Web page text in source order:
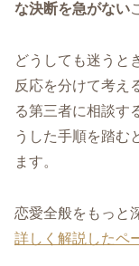
な決断を急がない
どうしても迷うと
反応を分けて考え
る第三者に相談す
うした手順を踏む
ます。
恋愛全般をもっと
詳しく解説したペ